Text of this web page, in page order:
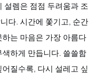
설렘은 점점 두려움과 조
다. 시간에 쫓기고, 순간
하는 마음은 가장 아름다
색하게 만듭니다. 쓸쓸함
질수록, 다시 설레고 싶